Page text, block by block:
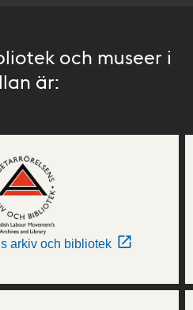
och museer i
är:
arkiv och bibliotek